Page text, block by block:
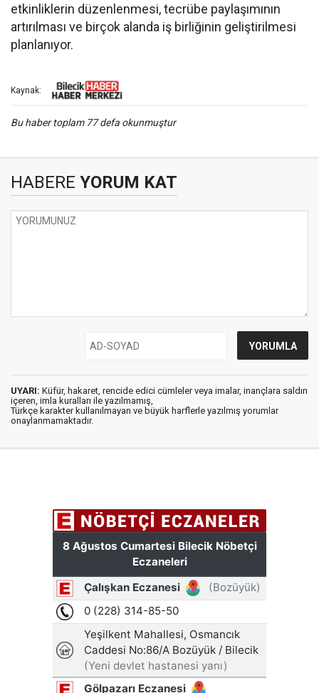
etkinliklerin düzenlenmesi, tecrübe paylaşımının
artırılması ve birçok alanda iş birliğinin geliştirilmesi
planlanıyor.
Kaynak:
Bu haber toplam 77 defa okunmuştur
HABERE YORUM KAT
UYARI: Küfür, hakaret, rencide edici cümleler veya imalar, inançlara saldırı
içeren, imla kuralları ile yazılmamış,
Türkçe karakter kullanılmayan ve büyük harflerle yazılmış yorumlar
onaylanmamaktadır.